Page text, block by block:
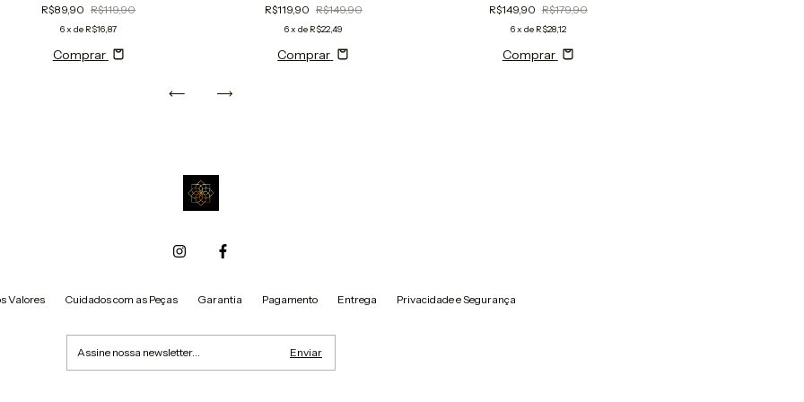
R$89,90 R$119,90
6x de R$16,87
Comprar
R$119,90 R$149,90
6x de R$22,49
Comprar
R$149,90 R$179,90
6x de R$28,12
Comprar
Valores Cuidados com as Peças Garantia Pagamento Entrega Privacidade e Segurança